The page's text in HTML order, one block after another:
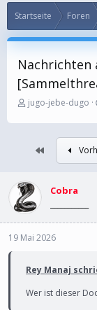
Startseite Foren
Nachrichten
E
s
e
r
jugo-jebe-dugo
Cobra
19 Mai 2026
Rey Manaj
Wer ist dieser